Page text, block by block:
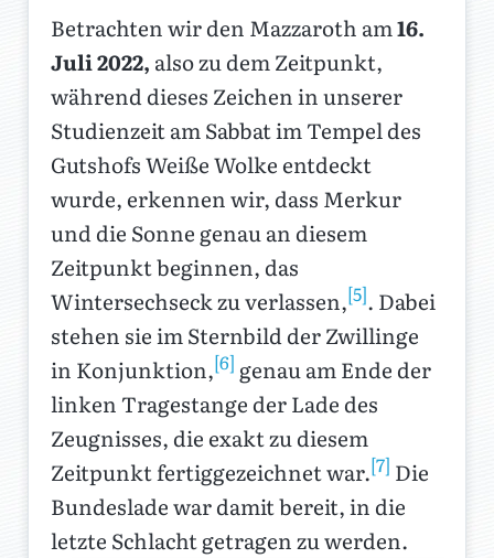
Betrachten wir den Mazzaroth am16.
Juli 2022, also zu dem Zeitpunkt,
während dieses Zeichen in unserer
Studienzeit am Sabbat im Tempel des
Gutshofs Weiße Wolke entdeckt
wurde, erkennen wir, dass Merkur
und die Sonne genau an diesem
Zeitpunkt beginnen, das
Wintersechseck zu verlassen,[5]. Dabei
stehen sie im Sternbild der Zwillinge
in Konjunktion,[6] genau am Ende der
linken Tragestange der Lade des
Zeugnisses, die exakt zu diesem
Zeitpunkt fertiggezeichnet war.[7] Die
Bundeslade war damit bereit, in die
letzte Schlacht getragen zu werden.